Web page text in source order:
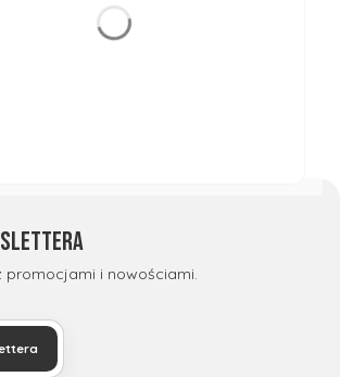
promocjami i nowościami.